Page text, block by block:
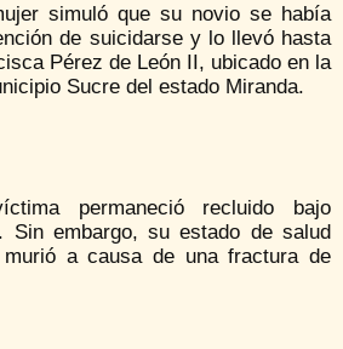
simuló que su novio se había
de suicidarse y lo llevó hasta
Pérez de León II, ubicado en la
Sucre del estado Miranda.
permaneció recluido bajo
Sin embargo, su estado de salud
a causa de una fractura de